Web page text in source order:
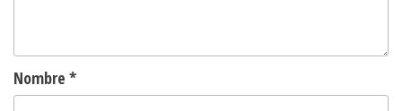
Nombre *